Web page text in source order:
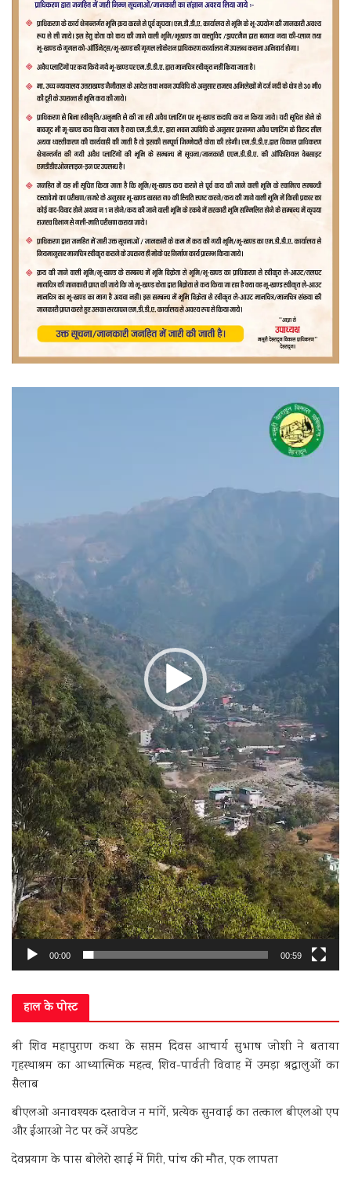
00:00 00:59
हाल के पोस्ट
श्री शिव महापुराण कथा के सप्तम दिवस आचार्य सुभाष जोशी ने बताया
गृहस्थाश्रम का आध्यात्मिक महत्व, शिव-पार्वती विवाह में उमड़ा श्रद्धालुओं का
सैलाब
बीएलओ अनावश्यक दस्तावेज न मांगें, प्रत्येक सुनवाई का तत्काल बीएलओ एप
और ईआरओ नेट पर करें अपडेट
देवप्रयाग के पास बोलेरो खाई में गिरी, पांच की मौत, एक लापता